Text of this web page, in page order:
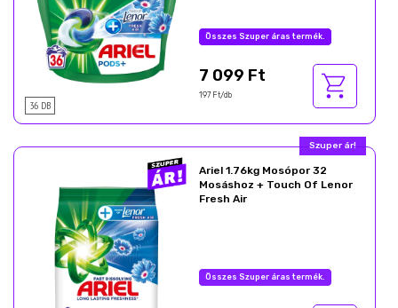
36 DB
Összes Szuper áras termék.
7 099 Ft
197 Ft/db
Ajándék akció!
Ariel 1.76kg Mosópor 32
Mosáshoz + Touch Of Lenor
Fresh Air
Az akció részletei